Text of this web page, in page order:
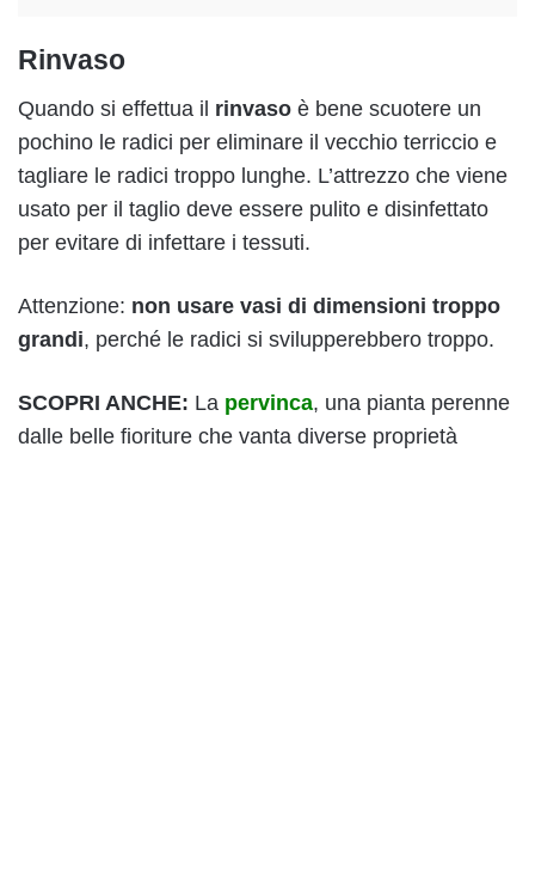
Rinvaso
Quando si effettua il rinvaso è bene scuotere un
pochino le radici per eliminare il vecchio terriccio e
tagliare le radici troppo lunghe. L’attrezzo che viene
usato per il taglio deve essere pulito e disinfettato
per evitare di infettare i tessuti.
Attenzione: non usare vasi di dimensioni troppo
grandi, perché le radici si svilupperebbero troppo.
SCOPRI ANCHE: La pervinca, una pianta perenne
dalle belle fioriture che vanta diverse proprietà